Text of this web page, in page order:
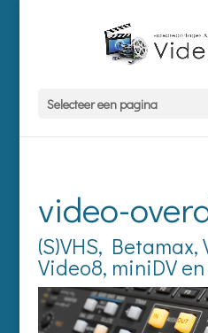
Selecteer een pagina
video-
(S)VHS,
Video8, miniDV